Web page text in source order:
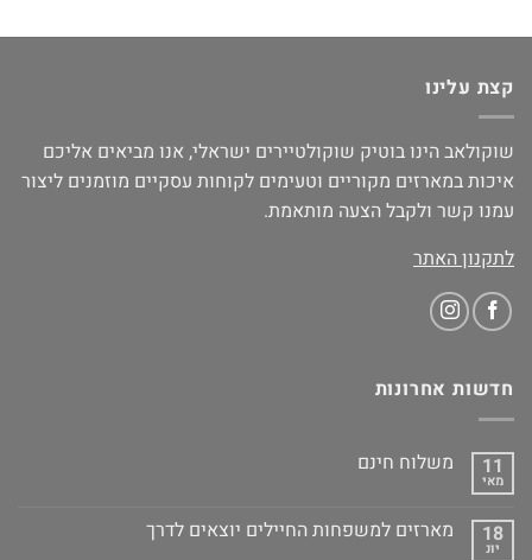
קצת עלינו
שוקולאב הינו בוטיק שוקולטיירים ישראלי, אנו מביאים אליכם
איכות במארזים מקוריים וטעימים לקוחות עסקיים מוזמנים ליצור
עמנו קשר ולקבל הצעה מותאמת.
לתקנון האתר
חדשות אחרונות
11
מאי
משלוח חינם
18
יונ
מארזים למשפחות החיילים יוצאים לדרך